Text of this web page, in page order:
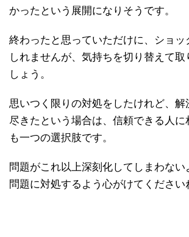
かったという展開になりそうです。
終わったと思っていただけに、ショッ
しれませんが、気持ちを切り替えて取
しょう。
思いつく限りの対処をしたけれど、解
尽きたという場合は、信頼できる人に
も一つの選択肢です。
問題がこれ以上深刻化してしまわな
問題に対処するよう心がけてください